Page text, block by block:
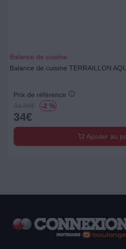
Balance de cuisine
Balance de cuisine TERRAILLON
Prix de référence
34.99€ -2 %
34€
Ajouter au